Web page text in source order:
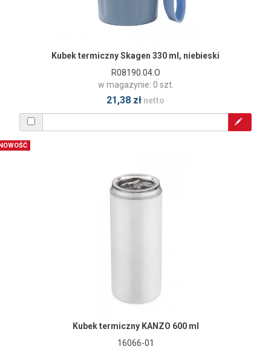
Kubek termiczny Skagen 330 ml, niebieski
R08190.04.O
w magazynie: 0 szt.
21,38 zł netto
Kubek termiczny KANZO 600 ml
16066-01